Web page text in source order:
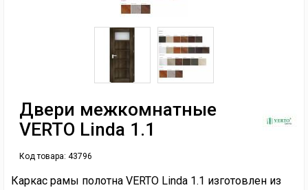
Двери межкомнатные
VERTO Linda 1.1
Код товара: 43796
Каркас рамы полотна VERTO Linda 1.1 изготовлен из